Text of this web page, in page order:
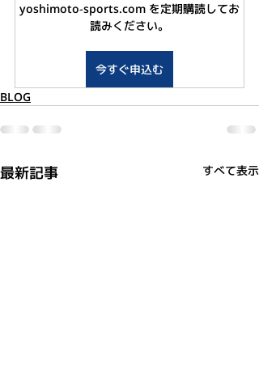
yoshimoto-sports.com を定期購読してお
読みください。
今すぐ申込む
BLOG
最新記事 すべて表示